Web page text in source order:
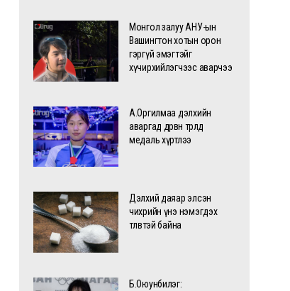
Монгол залуу АНУ-ын
Вашингтон хотын орон
гэргүй эмэгтэйг
хүчирхийлэгчээс аварчээ
А.Оргилмаа дэлхийн
аваргад дөрвөн төрөлд
медаль хүртлээ
Дэлхий даяар элсэн
чихрийн үнэ нэмэгдэх
төлөвтэй байна
Б.Оюунбилэг: